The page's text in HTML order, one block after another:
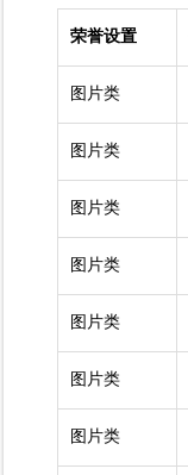
荣誉设置
图片类
图片类
图片类
图片类
图片类
图片类
图片类